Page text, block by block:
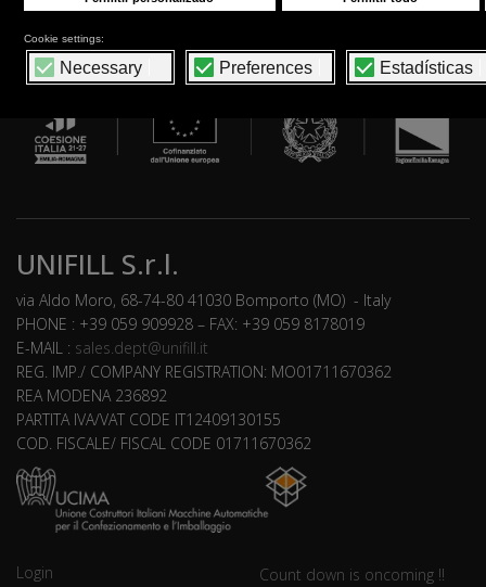
UNIFILL S.r.l.
via Aldo Moro, 68-74-80 41030 Bomporto (MO) - Italy
PHONE : +39 059 909928 – FAX: +39 059 8178019
E-MAIL : sales.dept@unifill.it
REG. IMP./ COMPANY REGISTRATION: MO01711670362
REA MODENA 236892
PARTITA IVA/VAT CODE IT12409130155
COD. FISCALE/ FISCAL CODE 01711670362
Login
Count down is oncoming !!